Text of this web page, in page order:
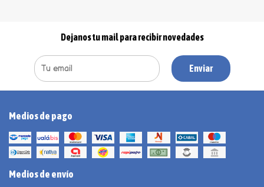
Dejanos tu mail para recibir novedades
Enviar
Medios de pago
Medios de envío